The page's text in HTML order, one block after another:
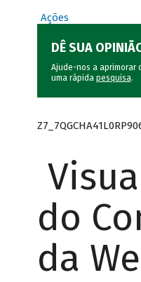
Ações
DÊ SUA
Ajude-nos a aprimorar
uma rápida pesquisa.
do
da